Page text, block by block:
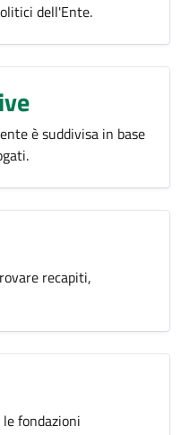
dell'Ente.
è suddivisa in base
recapiti,
fondazioni